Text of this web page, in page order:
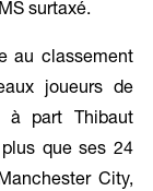
surtaxé.
au classement
joueurs de
à part Thibaut
que ses 24
City,